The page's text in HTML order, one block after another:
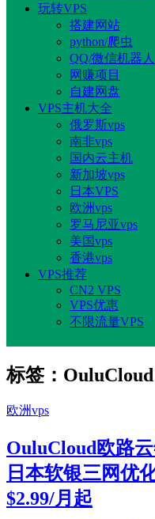
玩转VPS
搭建网站
python/爬虫
QQ/微信机器人
网赚项目
自建网盘
VPS主机大全
俄罗斯vps
南非vps
国内云主机
新加坡vps
日本VPS
欧洲vps
罗马尼亚vps
美国vps
香港vps
VPS推荐
CN2 VPS
VPS优惠
不限流量VPS
标签：
欧洲vps
OuluCloud欧路
日本软银三网优
$2.99/月起